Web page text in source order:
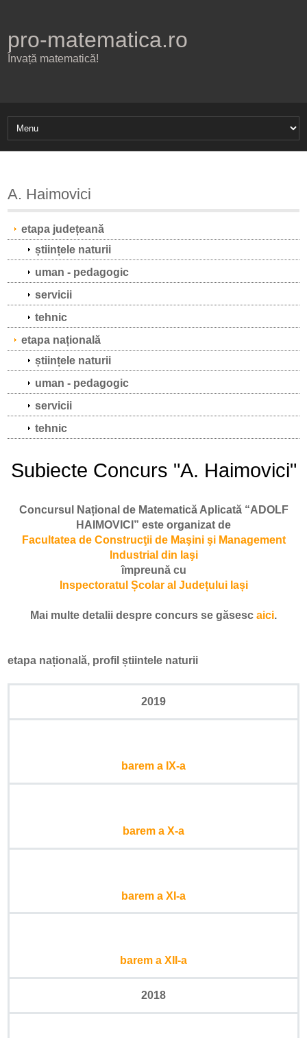
pro-matematica.ro
Învață matematică!
A. Haimovici
etapa județeană
științele naturii
uman - pedagogic
servicii
tehnic
etapa națională
științele naturii
uman - pedagogic
servicii
tehnic
Subiecte Concurs "A. Haimovici"
Concursul Național de Matematică Aplicată “ADOLF
HAIMOVICI” este organizat de
Facultatea de Construcţii de Maşini şi Management
Industrial din Iaşi
împreună cu
Inspectoratul Școlar al Județului Iași
Mai multe detalii despre concurs se găsesc aici.
etapa națională, profil știintele naturii
2019
barem a IX-a
barem a X-a
barem a XI-a
barem a XII-a
2018